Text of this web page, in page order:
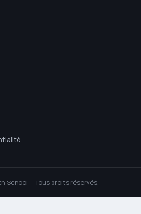
School — Tous droits réservés.